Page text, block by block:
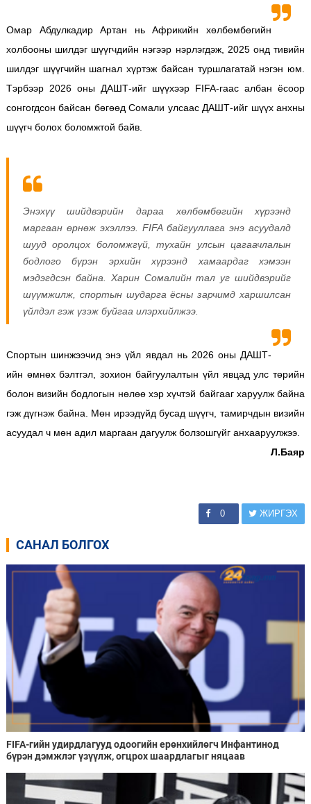
Омар Абдулкадир Артан нь Африкийн хөлбөмбөгийн
холбооны шилдэг шүүгчдийн нэгээр нэрлэгдэж, 2025 онд тивийн
шилдэг шүүгчийн шагнал хүртэж байсан туршлагатай нэгэн юм.
Тэрбээр 2026 оны ДАШТ-ийг шүүхээр FIFA-гаас албан ёсоор
сонгогдсон байсан бөгөөд Сомали улсаас ДАШТ-ийг шүүх анхны
шүүгч болох боломжтой байв.
Энэхүү шийдвэрийн дараа хөлбөмбөгийн хүрээнд
маргаан өрнөж эхэллээ. FIFA байгууллага энэ асуудалд
шууд оролцох боломжгүй, тухайн улсын цагаачлалын
бодлого бүрэн эрхийн хүрээнд хамаардаг хэмээн
мэдэгдсэн байна. Харин Сомалийн тал уг шийдвэрийг
шүүмжилж, спортын шударга ёсны зарчимд харшилсан
үйлдэл гэж үзэж буйгаа илэрхийлжээ.
Спортын шинжээчид энэ үйл явдал нь 2026 оны ДАШТ-
ийн өмнөх бэлтгэл, зохион байгуулалтын үйл явцад улс төрийн
болон визийн бодлогын нөлөө хэр хүчтэй байгааг харуулж байна
гэж дүгнэж байна. Мөн ирээдүйд бусад шүүгч, тамирчдын визийн
асуудал ч мөн адил маргаан дагуулж болзошгүйг анхааруулжээ.
Л.Баяр
0 ЖИРГЭХ
САНАЛ БОЛГОХ
FIFA-гийн удирдлагууд одоогийн ерөнхийлөгч Инфантинод
бүрэн дэмжлэг үзүүлж, огцрох шаардлагыг няцаав